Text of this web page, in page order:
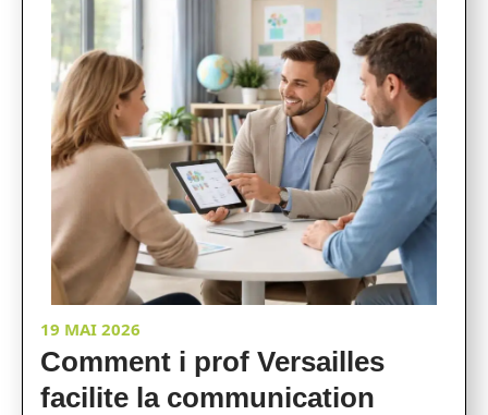
19 MAI 2026
Comment i prof Versailles
facilite la communication